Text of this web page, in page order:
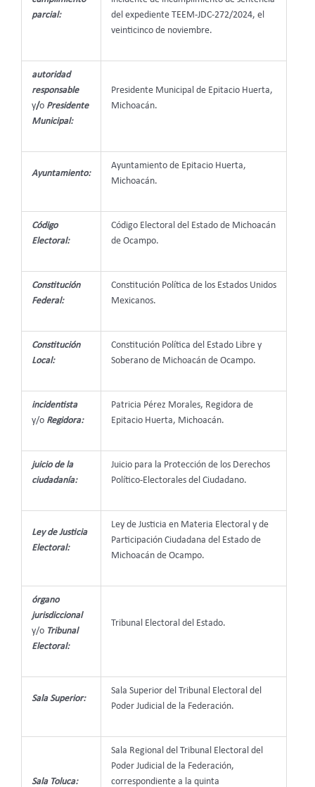
parcial:
del expediente TEEM-JDC-272/2024, el
veinticinco de noviembre.
autoridad
responsable
y/o Presidente
Municipal:
Presidente Municipal de Epitacio Huerta,
Michoacán.
Ayuntamiento:
Ayuntamiento de Epitacio Huerta,
Michoacán.
Código
Electoral:
Código Electoral del Estado de Michoacán
de Ocampo.
Constitución
Federal:
Constitución Política de los Estados Unidos
Mexicanos.
Constitución
Local:
Constitución Política del Estado Libre y
Soberano de Michoacán de Ocampo.
incidentista
y/oRegidora:
Patricia Pérez Morales, Regidora de
Epitacio Huerta, Michoacán.
juicio de la
ciudadanía:
Juicio para la Protección de los Derechos
Político-Electorales del Ciudadano.
Ley de Justicia
Electoral:
Ley de Justicia en Materia Electoral y de
Participación Ciudadana del Estado de
Michoacán de Ocampo.
órgano
jurisdiccional
y/o Tribunal
Electoral:
Tribunal Electoral del Estado.
Sala Superior:
Sala Superior del Tribunal Electoral del
Poder Judicial de la Federación.
Sala Toluca:
Sala Regional del Tribunal Electoral del
Poder Judicial de la Federación,
correspondiente a la quinta